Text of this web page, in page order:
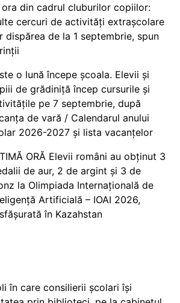
din cadrul cluburilor copiilor:
cercuri de activități extrașcolare
dispărea de la 1 septembrie, spun
o lună începe școala. Elevii și
de grădiniță încep cursurile și
pe 7 septembrie, după
de vară / Calendarul anului
2026-2027 și lista vacanțelor
ORĂ Elevii români au obținut 3
de aur, 2 de argint și 3 de
la Olimpiada Internațională de
Artificială – IOAI 2026,
în Kazahstan
în care consilierii școlari își